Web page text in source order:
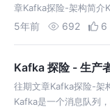
章Kafka探险-架构简介
5年前 692 6
Kafka 探险 - 生产
往期文章Kafka探险-架
Kafka是一个消息队列